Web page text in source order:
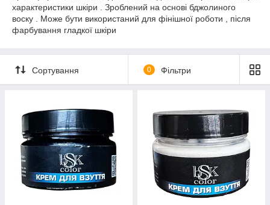
характеристики шкіри . Зроблений на основі бджолиного
воску . Може бути використаний для фінішної роботи , після
фарбування гладкої шкіри
Сортування 0 Фільтри